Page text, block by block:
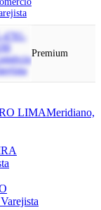
4781-
Premium
LIMAMeridiano,